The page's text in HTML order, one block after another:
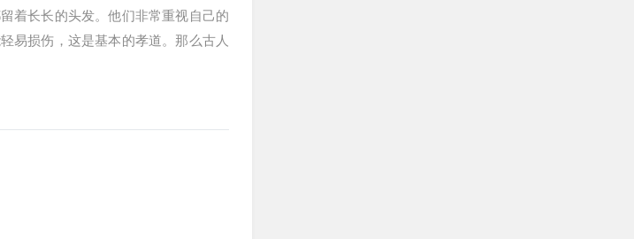
着长长的头发。他们非常重视自己的
易损伤，这是基本的孝道。那么古人